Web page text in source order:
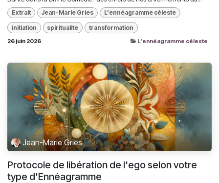
Extrait Jean-Marie Gries L'ennéagramme céleste
initiation spiritualite transformation
26 juin 2026 L'ennéagramme céleste
Jean-Marie Gries
Protocole de libération de l'ego selon votre
type d'Ennéagramme